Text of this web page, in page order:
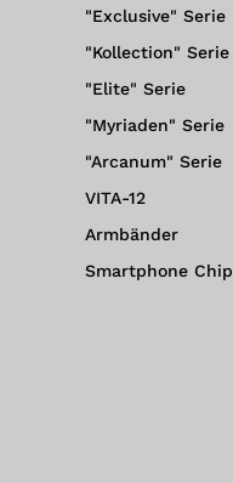
"Exclusive" Serie
"Kollection" Serie
"Elite" Serie
"Myriaden" Serie
"Arcanum" Serie
VITA-12
Armbänder
Smartphone Chip